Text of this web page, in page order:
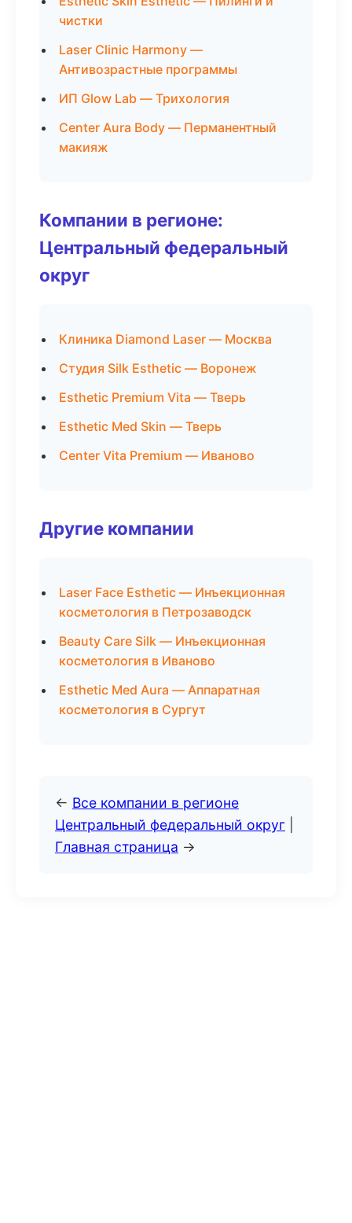
чистки
Laser Clinic Harmony —
Антивозрастные программы
ИП Glow Lab — Трихология
Center Aura Body — Перманентный
макияж
Компании в регионе:
Центральный федеральный
округ
Клиника Diamond Laser — Москва
Студия Silk Esthetic — Воронеж
Esthetic Premium Vita — Тверь
Esthetic Med Skin — Тверь
Center Vita Premium — Иваново
Другие компании
Laser Face Esthetic — Инъекционная
косметология в Петрозаводск
Beauty Care Silk — Инъекционная
косметология в Иваново
Esthetic Med Aura — Аппаратная
косметология в Сургут
← Все компании в регионе
Центральный федеральный округ
Главная страница →